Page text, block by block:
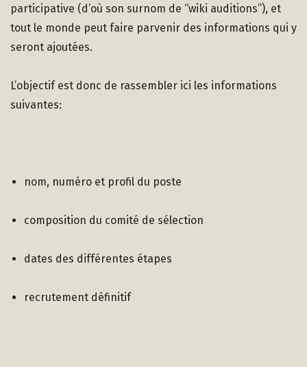
participative (d’où son surnom de “wiki auditions”), et
tout le monde peut faire parvenir des informations qui y
seront ajoutées.
L’objectif est donc de rassembler ici les informations
suivantes:
nom, numéro et profil du poste
composition du comité de sélection
dates des différentes étapes
recrutement définitif